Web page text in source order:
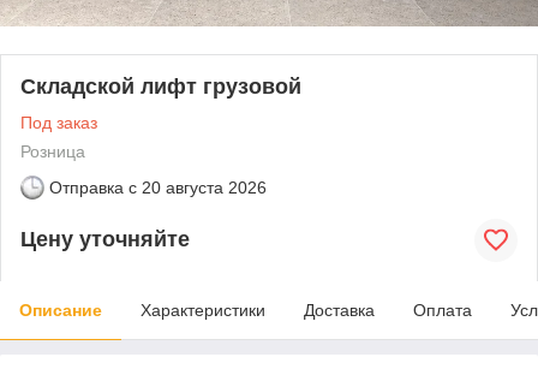
Складской лифт грузовой
Под заказ
Розница
Отправка с 20 августа 2026
Цену уточняйте
Описание Характеристики Доставка Оплата